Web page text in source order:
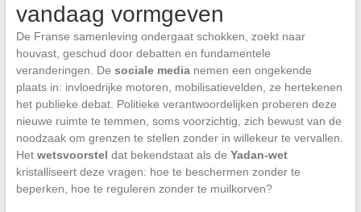
vandaag vormgeven
De Franse samenleving ondergaat schokken, zoekt naar
houvast, geschud door debatten en fundamentele
veranderingen. De sociale medianemen een ongekende
plaats in: invloedrijke motoren, mobilisatievelden, ze hertekenen
het publieke debat. Politieke verantwoordelijken proberen deze
nieuwe ruimte te temmen, soms voorzichtig, zich bewust van de
noodzaak om grenzen te stellen zonder in willekeur te vervallen.
Het wetsvoorstel dat bekendstaat als de Yadan-wet
kristalliseert deze vragen: hoe te beschermen zonder te
beperken, hoe te reguleren zonder te muilkorven?